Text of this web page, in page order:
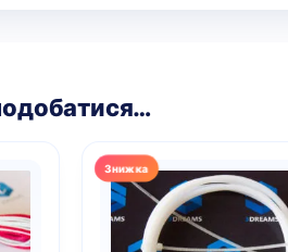
Цей
товар
має